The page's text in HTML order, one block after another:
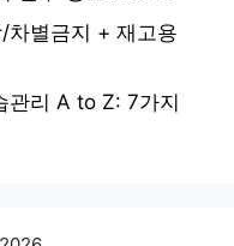
차별금지 + 재고용
관리 A to Z: 7가지